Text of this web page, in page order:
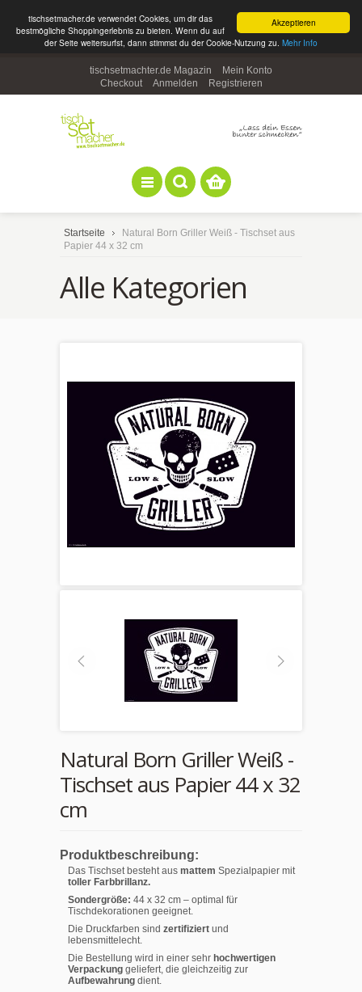
Akzeptieren
tischsetmacher.de verwendet Cookies, um dir das
bestmögliche Shoppingerlebnis zu bieten. Wenn du auf
der Seite weitersurfst, dann stimmst du der Cookie-Nutzung zu. Mehr Info
tischsetmachter.de Magazin
Mein Konto
Checkout
Anmelden Registrieren
Startseite
Natural Born Griller Weiß - Tischset aus
Papier 44 x 32 cm
Alle Kategorien
Natural Born Griller Weiß -
Tischset aus Papier 44 x 32
cm
Produktbeschreibung:
Das Tischset besteht aus mattem Spezialpapier mit
toller Farbbrillanz.
Sondergröße: 44 x 32 cm – optimal für
Tischdekorationen geeignet.
Die Druckfarben sind zertifiziert und
lebensmittelecht.
Die Bestellung wird in einer sehr hochwertigen
Verpackung geliefert, die gleichzeitig zur
Aufbewahrung dient.